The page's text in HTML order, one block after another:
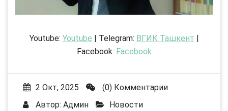
Youtube: Youtube | Telegram: ВГИК Ташкент
Facebook: Facebook
2 Окт, 2025
(0) Комментарии
Автор: Админ Новости